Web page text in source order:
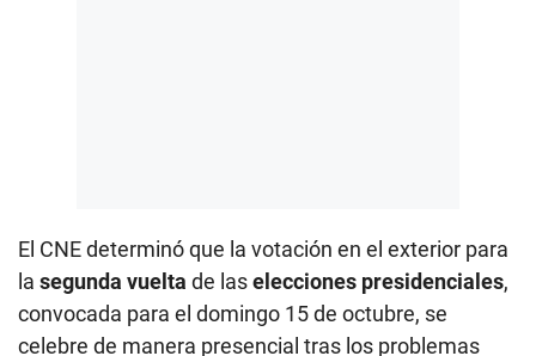
El CNE determinó que la votación en el exterior para
la segunda vuelta de laselecciones presidenciales,
convocada para el domingo 15 de octubre, se
celebre de manera presencial tras los problemas